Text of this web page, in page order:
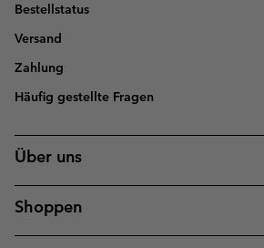
Bestellstatus
Versand
Zahlung
Häufig gestellte Fragen
Über uns
Shoppen